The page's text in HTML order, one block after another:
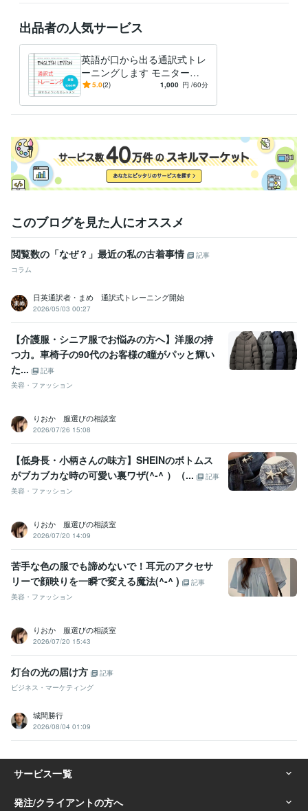
経験職種
クリエイター / 翻訳家・通訳
Google スライド:3年
Google ドキュメント:3年
Keynote:2年
PowerPoint:5年Word:10年Shopify:1年Google Analytics:7年
Google Search Console:7年Google Tag Manager:0年
ChatGPT:1年
Adobe Photoshop:20年Adobe Premiere Pro:1年iMovie:1年
得意分野
オンラインレッスン・習い事 英会話インストラクター
出品者の人気サービス
英語が口から出る通訳式トレ
ーニングします モニター価
格：初回1000円レビューし
5.0(2) 1,000 円 /60分
このブログを見た人にオススメ
閲覧数の「なぜ？」最近の私の古着事情
記事
コラム
日英通訳者・まめ 通訳式トレーニング開始
2026/05/03 00:27
【介護服・シニア服でお悩みの方へ】洋服の持
つ力。車椅子の90代のお客様の瞳がパッと輝い
た...
記事
美容・ファッション
りおか 服選びの相談室
2026/07/26 15:08
【低身長・小柄さんの味方】SHEINのボトムス
がブカブカな時の可愛い裏ワザ(^-^ ）（...
記事
美容・ファッション
りおか 服選びの相談室
2026/07/20 14:09
苦手な色の服でも諦めないで！耳元のアクセサ
リーで顔映りを一瞬で変える魔法(^-^ )
記事
美容・ファッション
りおか 服選びの相談室
2026/07/20 15:43
灯台の光の届け方
記事
ビジネス・マーケティング
城間勝行
2026/08/04 01:09